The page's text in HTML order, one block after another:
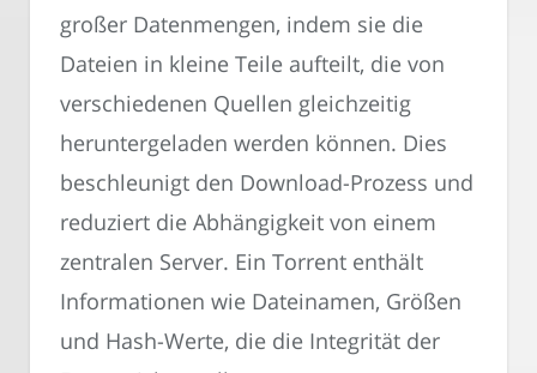
großer Datenmengen, indem sie die
Dateien in kleine Teile aufteilt, die von
verschiedenen Quellen gleichzeitig
heruntergeladen werden können. Dies
beschleunigt den Download-Prozess und
reduziert die Abhängigkeit von einem
zentralen Server. Ein Torrent enthält
Informationen wie Dateinamen, Größen
und Hash-Werte, die die Integrität der